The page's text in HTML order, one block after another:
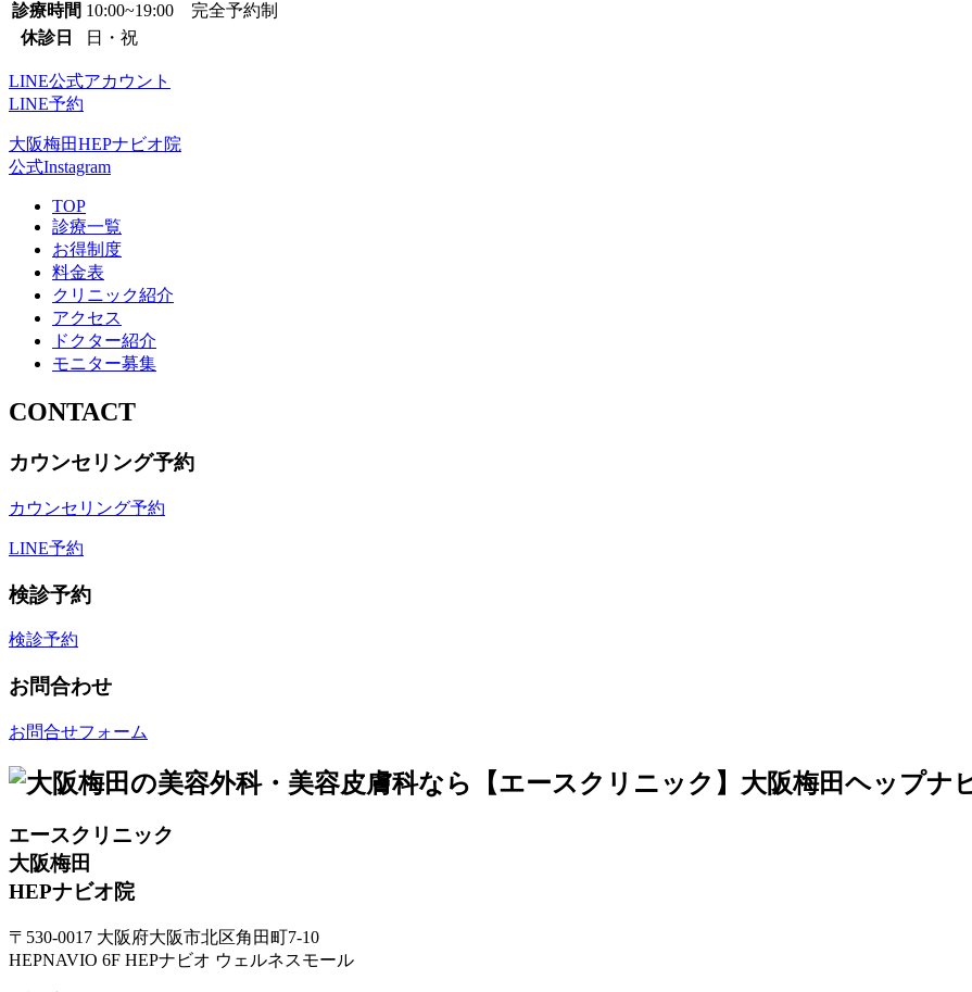
診療時間 10:00~19:00 完全予約制
休診日
日・祝
LINE公式アカウント
LINE予約
大阪梅田HEPナビオ院
公式Instagram
TOP
診療一覧
お得制度
料金表
クリニック紹介
アクセス
ドクター紹介
モニター募集
CONTACT
カウンセリング予約
カウンセリング予約
LINE予約
検診予約
検診予約
お問合わせ
お問合せフォーム
エースクリニック
大阪梅田
HEPナビオ院
〒530-0017 大阪府大阪市北区角田町7-10
HEPNAVIO 6F HEPナビオ ウェルネスモール